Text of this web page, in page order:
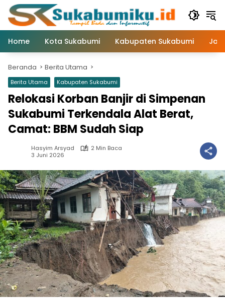
Langsung
konten
Home
Kota Sukabumi Kabupaten Sukabumi
Beranda Berita Utama
Berita Utama Kabupaten Sukabumi
Relokasi Korban Banjir di Simpenan
Sukabumi Terkendala Alat Berat,
Camat: BBM Sudah Siap
Hasyim Arsyad
2 Min Baca
3 Juni 2026